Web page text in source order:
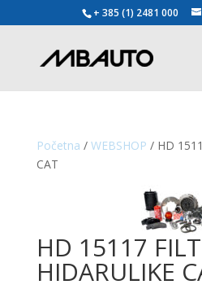
+ 385 (1) 2481 000
Početna / WEBSHOP / HD
CAT
HD 15117
HIDARULIKE